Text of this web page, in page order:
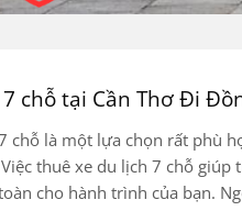
chỗ tại Cần Thơ Đi
chỗ là một lựa chọn rất phù
thuê xe du lịch 7 chỗ
cho hành trình của bạn.